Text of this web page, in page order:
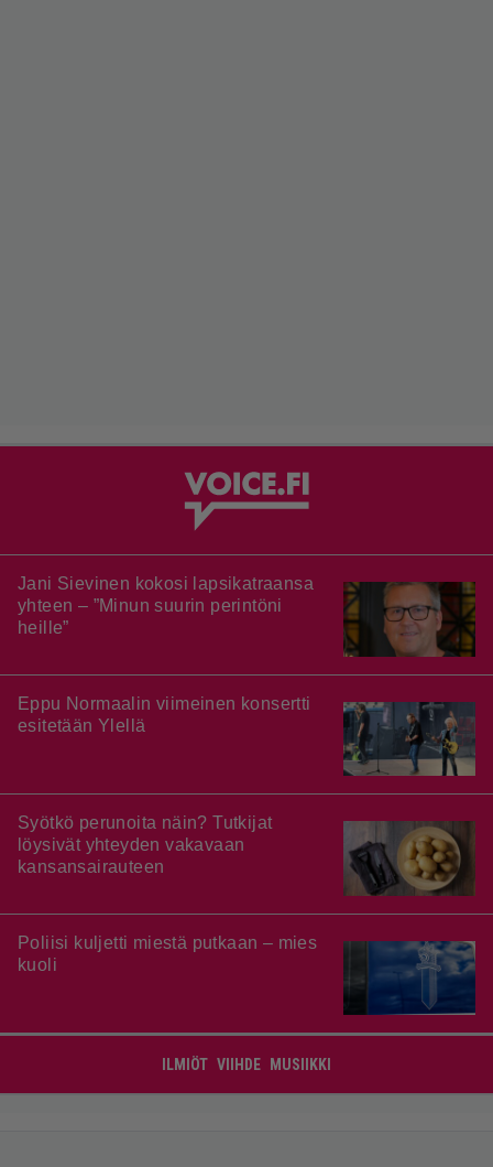
Jani Sievinen kokosi lapsikatraansa
yhteen – ”Minun suurin perintöni
heille”
Eppu Normaalin viimeinen konsertti
esitetään Ylellä
Syötkö perunoita näin? Tutkijat
löysivät yhteyden vakavaan
kansansairauteen
Poliisi kuljetti miestä putkaan – mies
kuoli
ILMIÖT VIIHDE MUSIIKKI